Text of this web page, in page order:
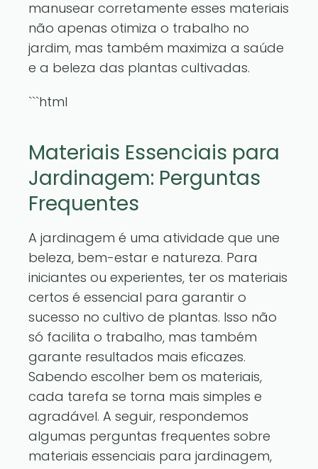
manusear corretamente esses materiais
não apenas otimiza o trabalho no
jardim, mas também maximiza a saúde
e a beleza das plantas cultivadas.
```html
Materiais Essenciais para
Jardinagem: Perguntas
Frequentes
A jardinagem é uma atividade que une
beleza, bem-estar e natureza. Para
iniciantes ou experientes, ter os materiais
certos é essencial para garantir o
sucesso no cultivo de plantas. Isso não
só facilita o trabalho, mas também
garante resultados mais eficazes.
Sabendo escolher bem os materiais,
cada tarefa se torna mais simples e
agradável. A seguir, respondemos
algumas perguntas frequentes sobre
materiais essenciais para jardinagem,